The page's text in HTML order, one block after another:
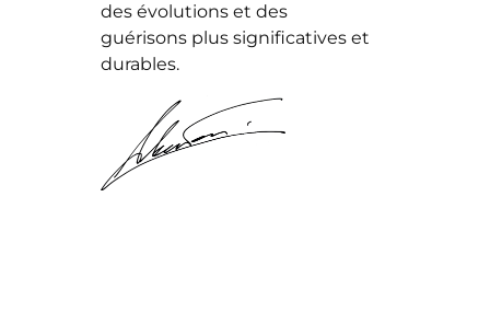
des évolutions et des
guérisons plus significatives et
durables.